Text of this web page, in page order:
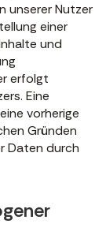
unserer Nutzer
einer
und
erfolgt
Eine
vorherige
Gründen
Daten durch